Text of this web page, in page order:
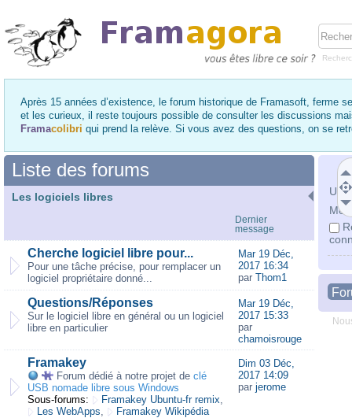
Après 15 années d’existence, le forum historique de Framasoft, ferme
et les curieux, il reste toujours possible de consulter les discussions
Framacolibri qui prend la relève. Si vous avez des questions, on se
Mot
Liste des forums
Les logiciels libres
Dernier
message
Cherche logiciel libre pour...
Pour une tâche précise, pour remplacer un
logiciel propriétaire donné...
Mar 19 Déc,
2017 16:34
par Thom1
Questions/Réponses
Sur le logiciel libre en général ou un logiciel
libre en particulier
Mar 19 Déc,
2017 15:33
par
chamoisrouge
Framakey
Forum dédié à notre projet de clé
USB nomade libre sous Windows
Sous-forums:
Framakey Ubuntu-fr remix,
Les WebApps, Framakey Wikipédia
Dim 03 Déc,
2017 14:09
par jerome